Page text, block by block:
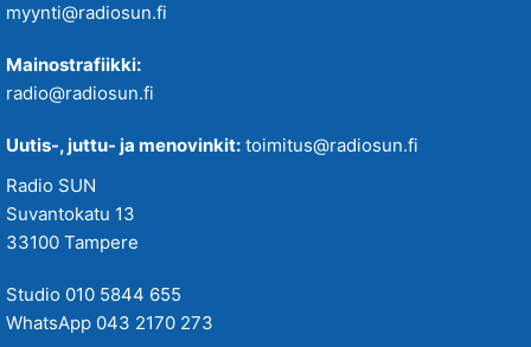
myynti@radiosun.fi
Mainostrafiikki:
radio@radiosun.fi
Uutis-, juttu- ja menovinkit: toimitus@radiosun.fi
Radio SUN
Suvantokatu 13
33100 Tampere
Studio 010 5844 655
WhatsApp 043 2170 273